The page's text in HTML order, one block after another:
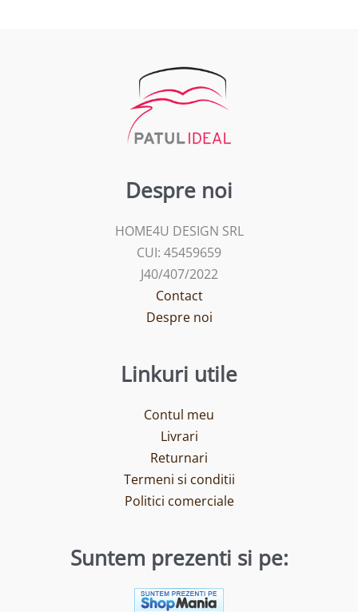
Despre noi
HOME4U DESIGN SRL
CUI: 45459659
J40/407/2022
Contact
Despre noi
Linkuri utile
Contul meu
Livrari
Returnari
Termeni si conditii
Politici comerciale
Suntem prezenti si pe: